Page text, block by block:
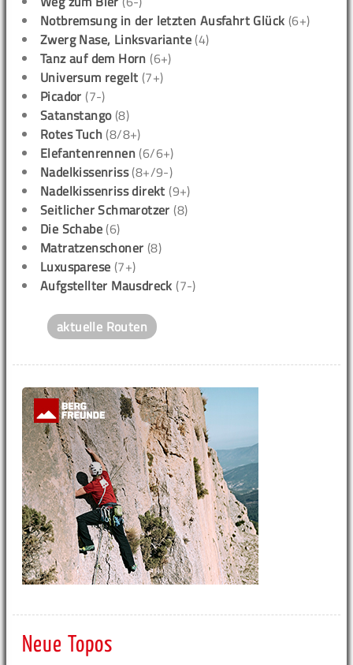
Notbremsung in der letzten Ausfahrt Glück (6+)
Zwerg Nase, Linksvariante (4)
Tanz auf dem Horn (6+)
Universum regelt (7+)
Picador (7-)
Satanstango(8)
Rotes Tuch (8/8+)
Elefantenrennen (6/6+)
Nadelkissenriss(8+/9-)
Nadelkissenriss direkt (9+)
Seitlicher Schmarotzer (8)
Die Schabe (6)
Matratzenschoner (8)
Luxusparese (7+)
Aufgstellter Mausdreck (7-)
aktuelle Routen
Neue Topos